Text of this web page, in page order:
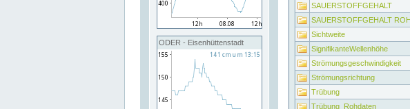
ODER - Eisenhüttenstadt
SAUERSTOFFGEHALT
SAUERSTOFFGEHALT
Sichtweite
SignifikanteWellenhöhe
Strömungsgeschwindigkeit
Strömungsrichtung
Trübung
Trübung_Rohdaten